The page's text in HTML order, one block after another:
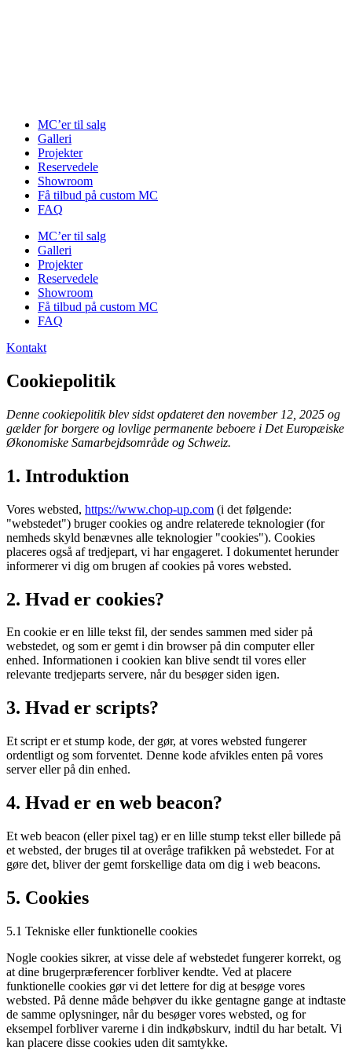
MC’er til salg
Galleri
Projekter
Reservedele
Showroom
Få tilbud på custom MC
FAQ
MC’er til salg
Galleri
Projekter
Reservedele
Showroom
Få tilbud på custom MC
FAQ
Kontakt
Cookiepolitik
Denne cookiepolitik blev sidst opdateret den november 12, 2025 og
gælder for borgere og lovlige permanente beboere i Det Europæiske
Økonomiske Samarbejdsområde og Schweiz.
1. Introduktion
Vores websted, https://www.chop-up.com (i det følgende:
"webstedet") bruger cookies og andre relaterede teknologier (for
nemheds skyld benævnes alle teknologier "cookies"). Cookies
placeres også af tredjepart, vi har engageret. I dokumentet herunder
informerer vi dig om brugen af ​​cookies på vores websted.
2. Hvad er cookies?
En cookie er en lille tekst fil, der sendes sammen med sider på
webstedet, og som er gemt i din browser på din computer eller
enhed. Informationen i cookien kan blive sendt til vores eller
relevante tredjeparts servere, når du besøger siden igen.
3. Hvad er scripts?
Et script er et stump kode, der gør, at vores websted fungerer
ordentligt og som forventet. Denne kode afvikles enten på vores
server eller på din enhed.
4. Hvad er en web beacon?
Et web beacon (eller pixel tag) er en lille stump tekst eller billede på
et websted, der bruges til at overåge trafikken på webstedet. For at
gøre det, bliver der gemt forskellige data om dig i web beacons.
5. Cookies
5.1 Tekniske eller funktionelle cookies
Nogle cookies sikrer, at visse dele af webstedet fungerer korrekt, og
at dine brugerpræferencer forbliver kendte. Ved at placere
funktionelle cookies gør vi det lettere for dig at besøge vores
websted. På denne måde behøver du ikke gentagne gange at indtaste
de samme oplysninger, når du besøger vores websted, og for
eksempel forbliver varerne i din indkøbskurv, indtil du har betalt. Vi
kan placere disse cookies uden dit samtykke.